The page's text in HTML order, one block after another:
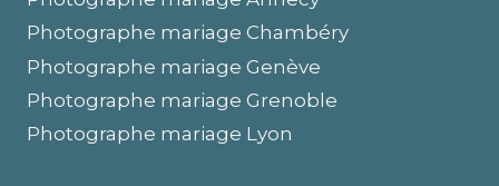
Photographe mariage Chambéry
Photographe mariage Genève
Photographe mariage Grenoble
Photographe mariage Lyon